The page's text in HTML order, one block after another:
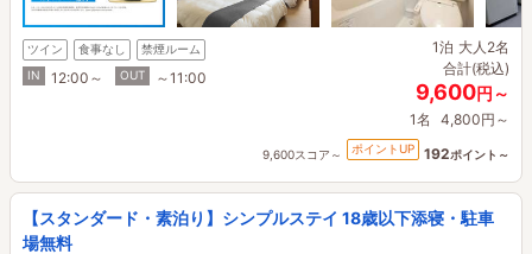
ツイン 食事なし
禁煙ルーム
IN
12:00～ OUT ～11:00
1泊 大人2名
合計(税込)
9,600円～
1名 4,800円～
9,600スコア～ ポイントUP 192ポイント～
【スタンダード・素泊り】シンプルステイ 18歳以下添寝・駐車
場無料